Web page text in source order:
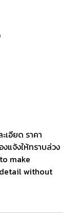
เอียด ราคา
แจ้งให้ทราบล่วง
make
without